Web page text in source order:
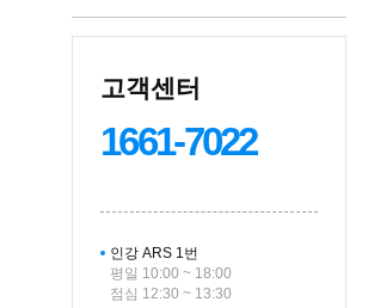
고객센터
1661-7022
인강 ARS 1번
평일 10:00 ~ 18:00
점심 12:30 ~ 13:30